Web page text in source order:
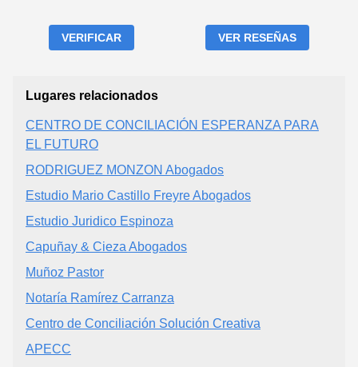
VERIFICAR VER RESEÑAS
Lugares relacionados
CENTRO DE CONCILIACIÓN ESPERANZA PARA
EL FUTURO
RODRIGUEZ MONZON Abogados
Estudio Mario Castillo Freyre Abogados
Estudio Juridico Espinoza
Capuñay & Cieza Abogados
Muñoz Pastor
Notaría Ramírez Carranza
Centro de Conciliación Solución Creativa
APECC